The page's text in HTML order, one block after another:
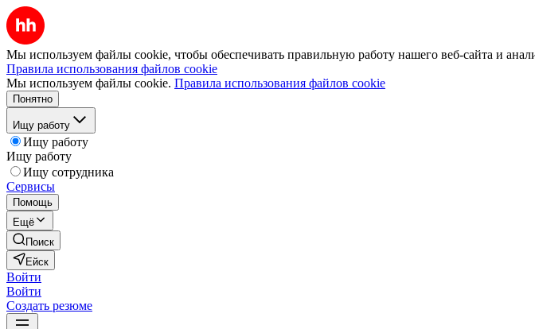
Мы используем файлы cookie, чтобы обеспечивать правильную работу нашего веб-сайта и
Правила использования файлов cookie
Мы используем файлы cookie. Правила использования файлов cookie
Понятно
Ищу работу
Ищу работу
Ищу работу
Ищу сотрудника
Сервисы
Помощь
Ещё
Поиск
Ейск
Войти
Войти
Создать резюме